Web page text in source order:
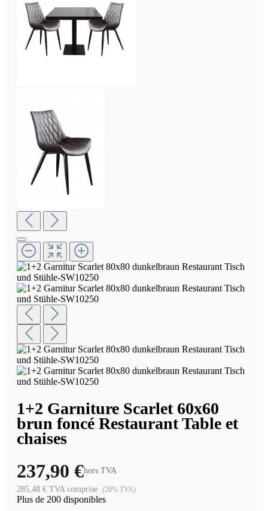
1+2 Garniture Scarlet 60x60
brun foncé Restaurant Table et
chaises
237,90 €hors TVA
285,48 € TVA comprise (20% TVA)
Plus de 200 disponibles